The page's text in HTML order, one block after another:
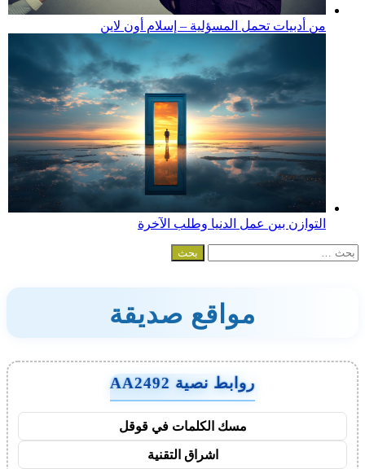
من أدبيات تحمل المسؤلية – إسلام أون لاين
التوازن بين عمل الدنيا وطلب الآخرة
البحث
مواقع صديقة
روابط نصية AA2492
مسك الكلمات في قوقل
اشراق التقنية